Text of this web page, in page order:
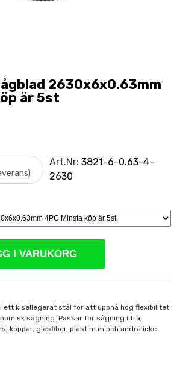
2630x6x0.63mm
är 5st
Art.Nr:3821-6-0.63-4-
2630
I VARUKORG
ett kisellegerat stål för att uppnå hög flexibilitet
sågning. Passar för sågning i trä,
koppar, glasfiber, plast m.m och andra icke